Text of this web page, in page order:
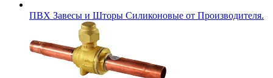
ПВХ Завесы и Шторы Силиконовые от Производителя.